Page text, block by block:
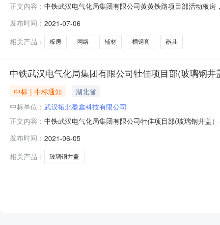
正文内容： 中铁武汉电气化局集团有限公司黄黄铁路项目部活动板
时，先供货后付款，质量保证
发布时间： 2021-07-06
相关产品：
板房 网络 辅材 槽钢套 器具
中铁武汉电气化局集团有限公司牡佳项目部(玻璃钢井
中标｜中标通知
湖北省
中标单位： 武汉拓北盈鑫科技有限公司
正文内容： 中铁武汉电气化局集团有限公司牡佳项目部(玻璃钢井盖
发布时间： 2021-06-05
相关产品：
玻璃钢井盖